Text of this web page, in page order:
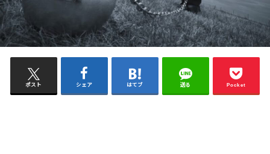
ポスト シェア はてブ 送る Pocket